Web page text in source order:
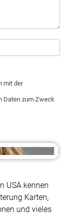
mit der
Daten zum Zweck
USA kennen
Karten,
und vieles